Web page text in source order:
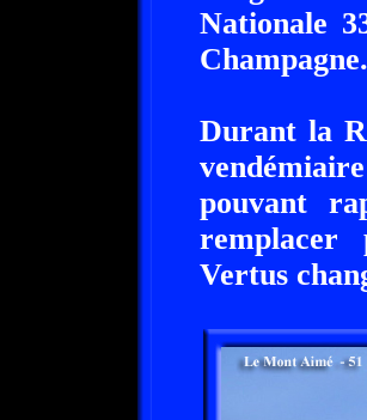
Nationale
Champagne.
Durant la
pouvant
remplacer
Vertus